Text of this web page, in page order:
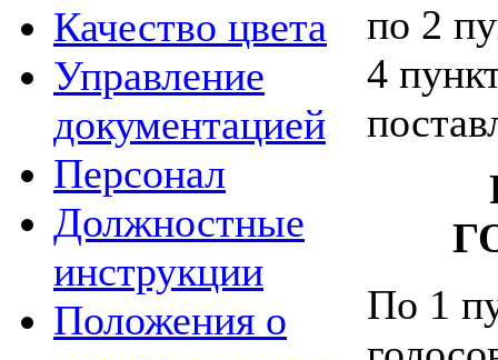
Качество цвета
Управление
документацией
Персонал
Должностные
инструкции
Положения о
по 2
4
По 1